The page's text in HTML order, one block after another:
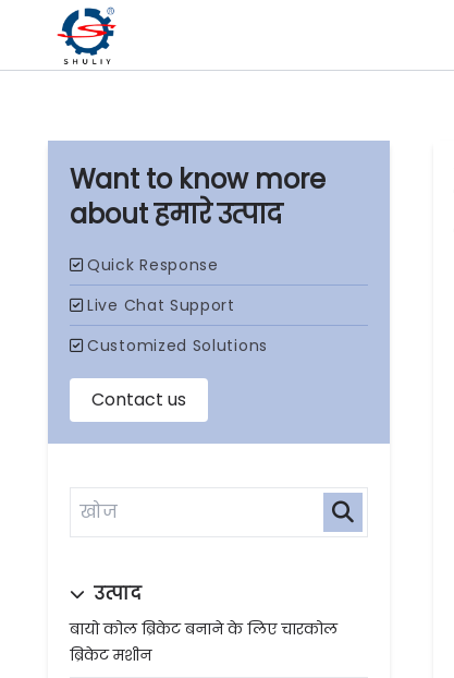
हमारे उत्पाद
उत्पाद
बायो कोल ब्रिकेट बनाने के लिए चारकोल
ब्रिकेट मशीन